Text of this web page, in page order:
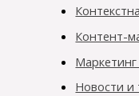
Контент-
Новости и